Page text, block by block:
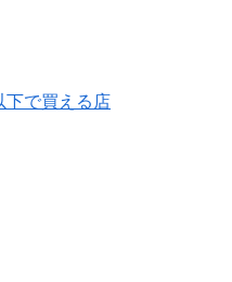
下で買える店